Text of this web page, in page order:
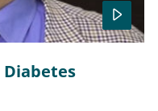
Diabetes